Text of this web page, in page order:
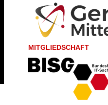
MITGLIEDSCHAFT